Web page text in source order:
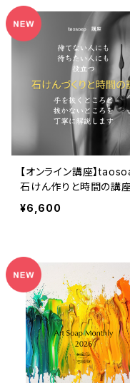
【オンライン講座】
石けん作りと時間の講
¥6,600